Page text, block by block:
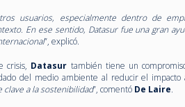
usuarios, especialmente dentro de
En ese sentido, Datasur fue una gran
”, explicó.
crisis, Datasur también tiene un
del medio ambiente al reducir el impacto
a la sostenibilidad”, comentó De Laire.